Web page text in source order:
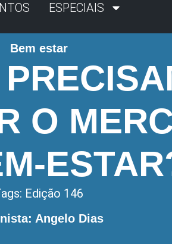
ESPECIAIS
Bem estar
O
Edição 146
Angelo Dias